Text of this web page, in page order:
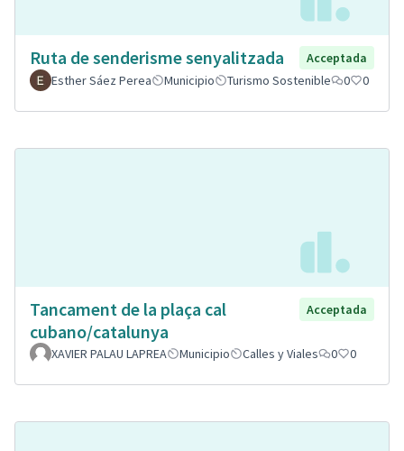
Ruta de senderisme senyalitzada
Acceptada
Esther Sáez Perea
Municipio Turismo Sostenible 0 0
Tancament de la plaça cal
cubano/catalunya
Acceptada
XAVIER PALAU LAPREA Municipio Calles y Viales 0 0